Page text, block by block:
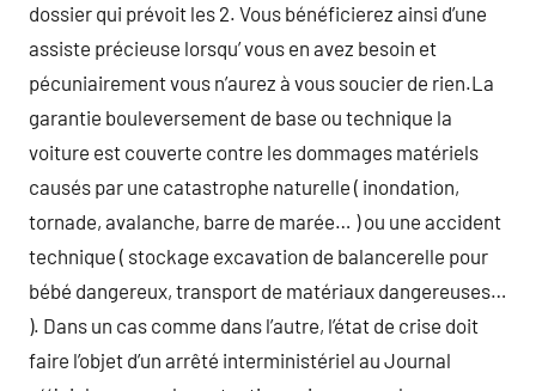
dossier qui prévoit les 2. Vous bénéficierez ainsi d’une
assiste précieuse lorsqu’ vous en avez besoin et
pécuniairement vous n’aurez à vous soucier de rien.La
garantie bouleversement de base ou technique la
voiture est couverte contre les dommages matériels
causés par une catastrophe naturelle ( inondation,
tornade, avalanche, barre de marée… ) ou une accident
technique ( stockage excavation de balancerelle pour
bébé dangereux, transport de matériaux dangereuses…
). Dans un cas comme dans l’autre, l’état de crise doit
faire l’objet d’un arrêté interministériel au Journal